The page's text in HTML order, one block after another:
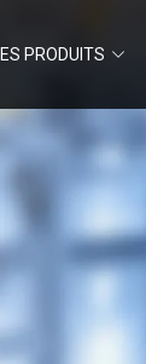
PRODUITS